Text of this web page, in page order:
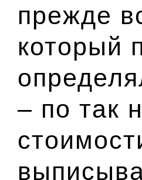
прежде
который
– по так